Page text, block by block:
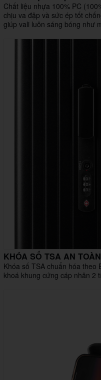
Chất liệu nhựa 100% PC
chịu va đập và sức ép tốt
giúp vali luôn sáng bóng như
KHÓA SỐ TSA AN TOÀN
Khóa số TSA chuẩn hóa theo
khoá khung cứng cáp nhân 2